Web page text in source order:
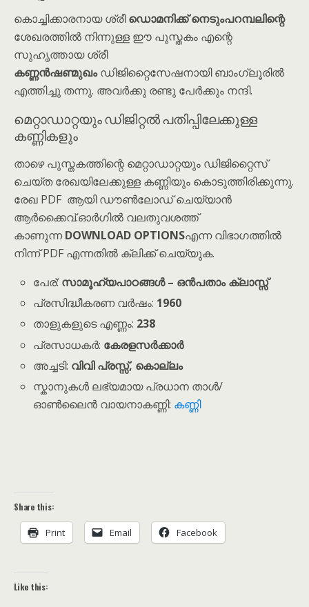
കൊച്ചിക്കാരനായ ശ്രീഡൊമനിക്ക് നെടും‌പറമ്പലിന്റെ
ശേഖരത്തിൽ നിന്നുള്ള ഈ പുസ്തകം എന്റെ
സുഹൃത്തായ ശ്രീ
കണ്ണൻഷണ്മുഖംഡിജിറ്റൈസേഷനായി ബാംഗ്ലൂരിൽ
എത്തിച്ചു തന്നു. അവർക്കു രണ്ടു പേർക്കും നന്ദി.
മെറ്റാഡാറ്റയും ഡിജിറ്റൽ പതിപ്പിലേക്കുള്ള
കണ്ണികളും
താഴെ പുസ്തകത്തിന്റെ മെറ്റാഡാറ്റയും ഡിജിറ്റൈസ്
ചെയ്ത രേഖയിലേക്കുള്ള കണ്ണിയും കൊടുത്തിരിക്കുന്നു.
രേഖ PDF ആയി ഡൗൺലോഡ് ചെയ്യാൻ
ആർക്കൈവ്.ഓർഗിൽ വലതുവശത്ത്
കാണുന്നDOWNLOAD OPTIONSഎന്ന വിഭാഗത്തിൽ
നിന്ന് PDF എന്നതിൽ ക്ലിക്ക് ചെയ്യുക.
പേര്:സാമൂഹ്യപാഠങ്ങൾ – ഒൻപതാം ക്ലാസ്സ്
പ്രസിദ്ധീകരണ വർഷം: 1960
താളുകളുടെ എണ്ണം: 238
പ്രസാധകർ: കേരളസർക്കാർ
അച്ചടി: വിവി പ്രസ്സ്, കൊല്ലം
സ്കാനുകൾ ലഭ്യമായ പ്രധാന താൾ/
ഓൺലൈൻ വായനാകണ്ണി: കണ്ണി
Share this:
Print Email Facebook
Like this: